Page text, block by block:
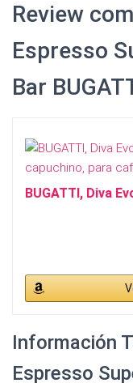
Review
Espresso
Bar
BUGATTI, Diva
Información
Espresso